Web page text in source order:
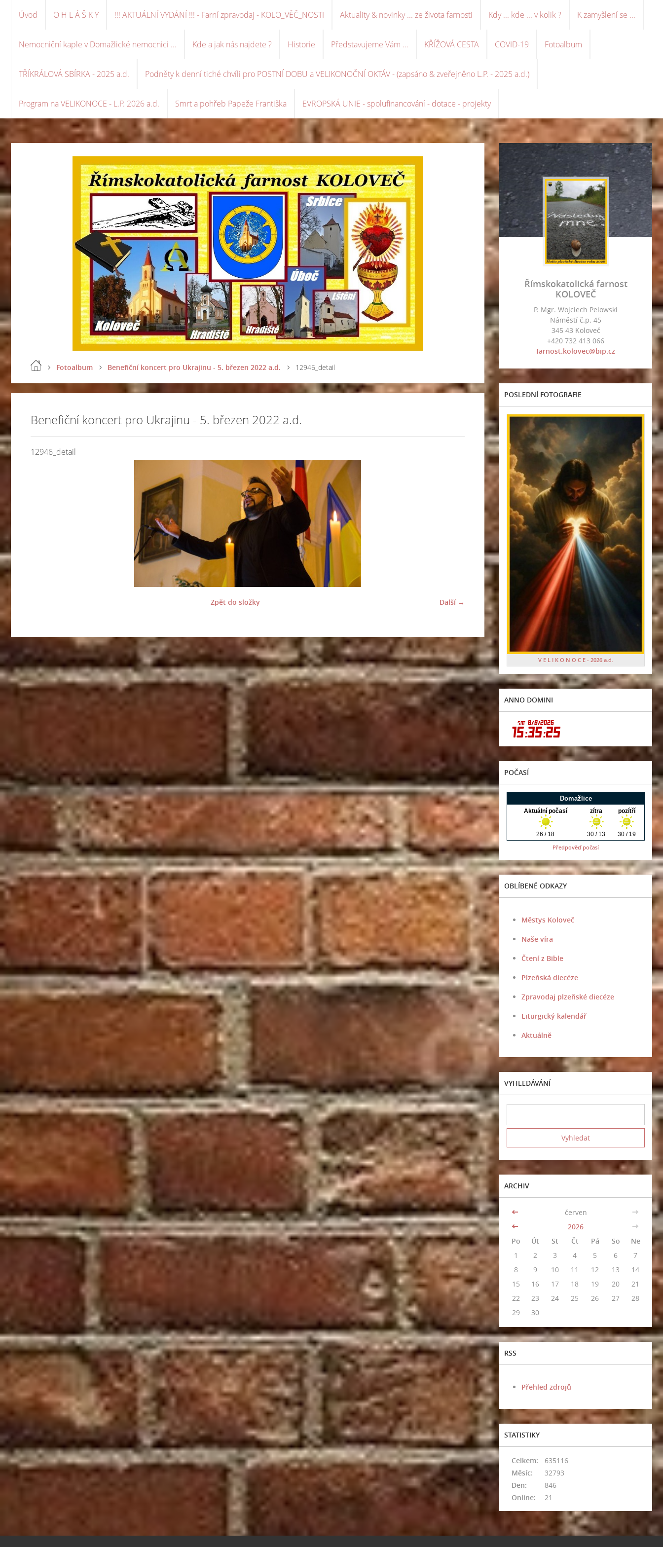
Úvod O H L Á Š K Y !!! AKTUÁLNÍ VYDÁNÍ !!! - Farní zpravodaj - KOLO_VĚČ_NOSTI Aktuality & novinky ... ze života farnosti Kdy ... kde ... v kolik ? K zamyšlení se ...
Nemocniční kaple v Domažlické nemocnici ... Kde a jak nás najdete ? Historie Představujeme Vám ... KŘÍŽOVÁ CESTA COVID-19 Fotoalbum
TŘÍKRÁLOVÁ SBÍRKA - 2025 a.d. Podněty k denní tiché chvíli pro POSTNÍ DOBU a VELIKONOČNÍ OKTÁV - (zapsáno & zveřejněno L.P. - 2025 a.d.)
Program na VELIKONOCE - L.P. 2026 a.d. Smrt a pohřeb Papeže Františka EVROPSKÁ UNIE - spolufinancování - dotace - projekty
Fotoalbum Benefiční koncert pro Ukrajinu - 5. březen 2022 a.d. 12946_detail
Benefiční koncert pro Ukrajinu - 5. březen 2022 a.d.
12946_detail
Další →
Zpět do složky
Římskokatolická farnost
KOLOVEČ
P. Mgr. Wojciech Pelowski
Náměstí č.p. 45
345 43 Koloveč
+420 732 413 066
farnost.kolovec@bip.cz
POSLEDNÍ FOTOGRAFIE
V E L I K O N O C E - 2026 a.d.
ANNO DOMINI
POČASÍ
Předpověď počasí
OBLÍBENÉ ODKAZY
Městys Koloveč
Naše víra
Čtení z Bible
Plzeňská diecéze
Zpravodaj plzeňské diecéze
Liturgický kalendář
Aktuálně
VYHLEDÁVÁNÍ
ARCHIV
<< červen
>>
<<
2026
>>
Po
Út St Čt Pá So
Ne
1
2 3 4 5 6
7
8
9 10 11 12 13
14
15
16 17 18 19 20
21
22
23 24 25 26 27
28
29
30
RSS
Přehled zdrojů
STATISTIKY
Online: 21
Celkem:
635116
Měsíc:
32793
Den:
846